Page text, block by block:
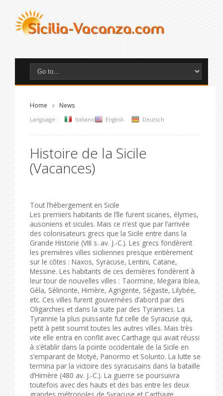
Home News
Language: Italiano English Deutsch
Histoire de la Sicile
(Vacances)
Tout l’hébergement en Sicile
Les premiers habitants de l’île furent sicanes, élymes,
ausoniens et sicules. Mais ce n’est que par l’arrivée
des colonisateurs grecs que la Sicile entre dans la
Grande Historie (VIII s. av. J.-C.). Les grecs fondèrent
les premières villes siciliennes presque entièrement
sur le côtes : Naxos, Syracuse, Lentini, Catane,
Messine. Les habitants de ces dernières fondèrent à
leur tour de nouvelles villes : Taormine, Megara Iblea,
Gèla, Sélinonte, Himère, Agrigente, Ségaste, Lilybée,
etc. Ces villes furent gouvernées d’abord par des
Oligarchies et dans la suite par des Tyrannies. La
Tyrannie la plus puissante fut celle de Syracuse qui,
petit à petit soumit toutes les autres villes. Mais très
vite elle entra en conflit avec Carthage qui avait réussi
à s’établir dans la pointe occidentale de la Sicile en
s’emparant de Motyé, Panormo et Solunto. La lutte se
termina par la victoire des syracusains dans la bataille
d’Himère (480 av. J.-C.). La guerre se poursuivra
toutefois avec des hauts et des bas entre les deux